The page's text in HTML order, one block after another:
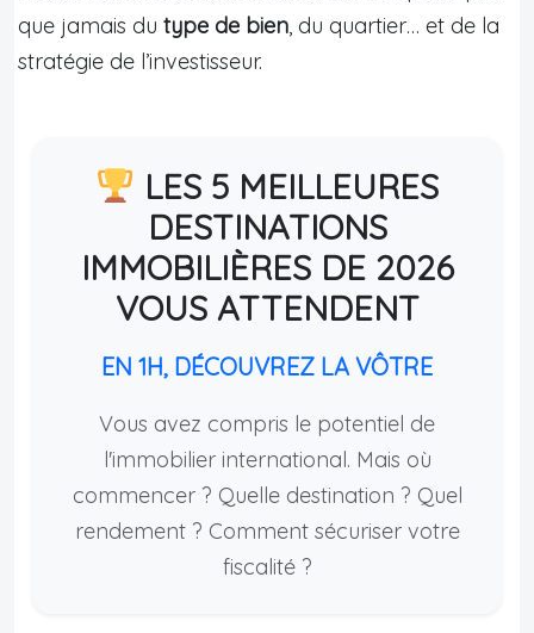
que jamais du type de bien, du quartier… et de la
stratégie de l’investisseur.
LES 5 MEILLEURES
DESTINATIONS
IMMOBILIÈRES DE 2026
VOUS ATTENDENT
EN 1H, DÉCOUVREZ LA VÔTRE
Vous avez compris le potentiel de
l'immobilier international. Mais où
commencer ? Quelle destination ? Quel
rendement ? Comment sécuriser votre
fiscalité ?